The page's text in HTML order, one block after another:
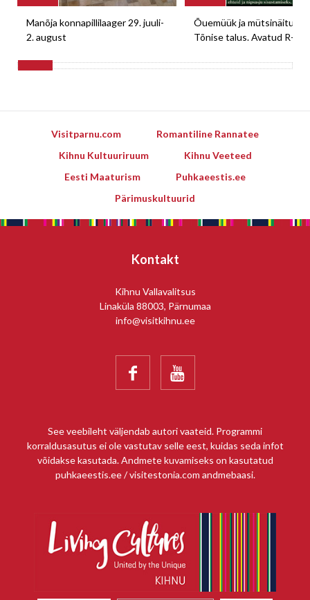
Manõja konnapillilaager 29. juuli-
2. august
Õuemüük ja mütsinäitus
Tõnise talus. Avatud R-E
Visitparnu.com
Romantiline Rannatee
Kihnu Kultuuriruum
Kihnu Veeteed
Eesti Maaturism
Puhkaeestis.ee
Pärimuskultuurid
Kontakt
Kihnu Vallavalitsus
Linaküla 88003, Pärnumaa
info@visitkihnu.ee
 
See veebileht väljendab autori vaateid. Programmi
korraldusasutus ei ole vastutav selle eest, kuidas seda infot
võidakse kasutada. Andmete kuvamiseks on kasutatud
puhkaeestis.ee / visitestonia.com andmebaasi.